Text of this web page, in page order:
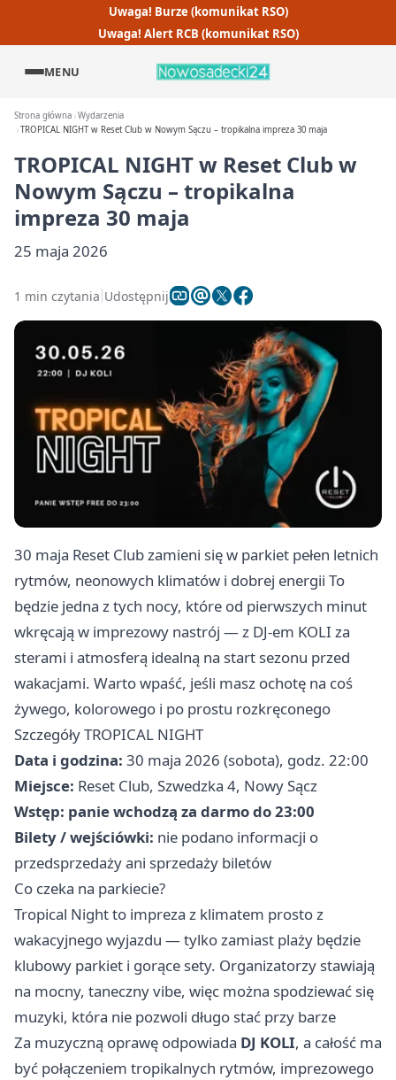
Uwaga! Burze (komunikat RSO)
Uwaga! Alert RCB (komunikat RSO)
MENU
Strona główna Wydarzenia
TROPICAL NIGHT w Reset Club w Nowym Sączu – tropikalna impreza 30 maja
TROPICAL NIGHT w Reset Club w
Nowym Sączu – tropikalna
impreza 30 maja
25 maja 2026
1 min czytania Udostępnij
30 maja Reset Club zamieni się w parkiet pełen letnich
rytmów, neonowych klimatów i dobrej energii To
będzie jedna z tych nocy, które od pierwszych minut
wkręcają w imprezowy nastrój — z DJ-em KOLI za
sterami i atmosferą idealną na start sezonu przed
wakacjami. Warto wpaść, jeśli masz ochotę na coś
żywego, kolorowego i po prostu rozkręconego
Szczegóły TROPICAL NIGHT
Data i godzina: 30 maja 2026 (sobota), godz. 22:00
Miejsce: Reset Club, Szwedzka 4, Nowy Sącz
Wstęp: panie wchodzą za darmo do 23:00
Bilety / wejściówki: nie podano informacji o
przedsprzedaży ani sprzedaży biletów
Co czeka na parkiecie?
Tropical Night to impreza z klimatem prosto z
wakacyjnego wyjazdu — tylko zamiast plaży będzie
klubowy parkiet i gorące sety. Organizatorzy stawiają
na mocny, taneczny vibe, więc można spodziewać się
muzyki, która nie pozwoli długo stać przy barze
Za muzyczną oprawę odpowiada DJ KOLI, a całość ma
być połączeniem tropikalnych rytmów, imprezowego